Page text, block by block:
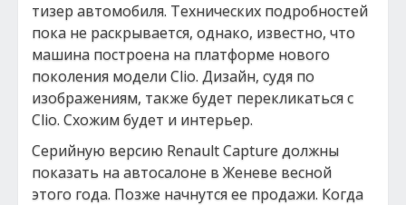
тизер автомобиля. Технических подробностей
пока не раскрывается, однако, известно, что
машина построена на платформе нового
поколения модели Clio. Дизайн, судя по
изображениям, также будет перекликаться с
Clio. Схожим будет и интерьер.
Серийную версию Renault Capture должны
показать на автосалоне в Женеве весной
этого года. Позже начнутся ее продажи. Когда